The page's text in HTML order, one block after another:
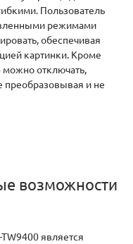
Пользователь
режимами
обеспечивая
картинки. Кроме
можно отключать,
преобразовывая и не
возможности
является